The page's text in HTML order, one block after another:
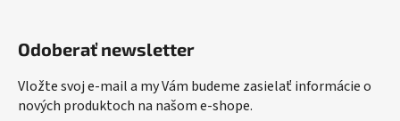
Odoberať newsletter
Vložte svoj e-mail a my Vám budeme zasielať informácie o
nových produktoch na našom e-shope.